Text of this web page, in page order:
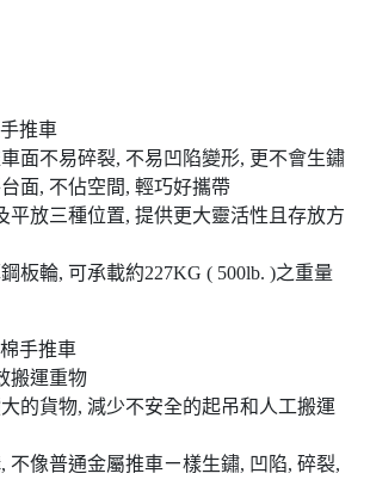
推車
面不易碎裂, 不易凹陷變形, 更不會生鏽
面, 不佔空間, 輕巧好攜帶
平放三種位置, 提供更大靈活性且存放方
板輪, 可承載約227KG ( 500lb. )之重量
手推車
搬運重物
的貨物, 減少不安全的起吊和人工搬運
不像普通金屬推車ㄧ樣生鏽, 凹陷, 碎裂,